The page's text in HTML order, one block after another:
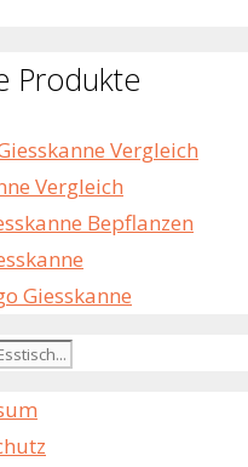
Produkte
Vergleich
Vergleich
Bepflanzen
Giesskanne